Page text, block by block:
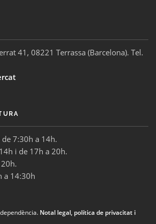
41, 08221 Terrassa (Barcelona). Tel.
7:30h a 14h.
i de 17h a 20h.
a 14:30h
Notal legal, política de privacitat i